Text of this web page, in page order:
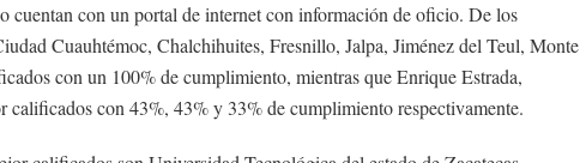
cuentan con un portal de internet con información de oficio. De los
Cuauhtémoc, Chalchihuites, Fresnillo, Jalpa, Jiménez del Teul, Monte
con un 100% de cumplimiento, mientras que Enrique Estrada,
con 43%, 43% y 33% de cumplimiento respectivamente.